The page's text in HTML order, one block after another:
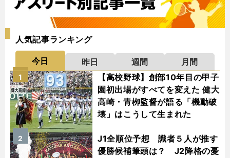
人気記事ランキング
今日 昨日 週間
月間
【高校野球】創部10年目の甲子
園初出場がすべてを変えた 健大
高崎・青栁監督が語る「機動破
壊」はこうして生まれた
1
J1全順位予想 識者５人が推す
優勝候補筆頭は？ J2降格の憂
2